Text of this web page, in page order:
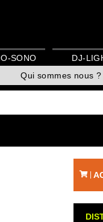
Qui sommes nous ?
SONO DJ-